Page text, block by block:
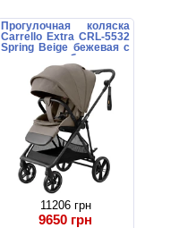
Прогулочная коляска
Carrello Extra CRL-5532
Spring Beige бежевая с
поворотным блоком
11206 грн
9650 грн